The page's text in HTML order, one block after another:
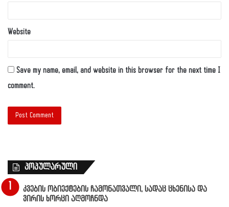
Website
Save my name, email, and website in this browser for the next time I
comment.
პოპულარული
კვების ობიექტების ჩამონათვალი, სადაც ცხენისა და
ვირის ხორცი აღმოჩნდა